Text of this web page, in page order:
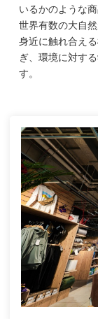
いるかのような
世界有数の大自
身近に触れ合え
ぎ、環境に対す
す。